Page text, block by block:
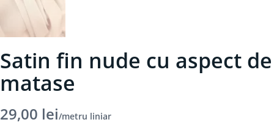
Satin fin nude cu aspect de
matase
29,00 lei/metru liniar